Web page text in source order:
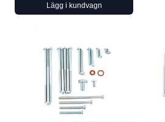
Lägg i kundvagn